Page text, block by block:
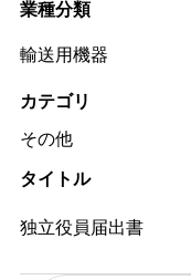
業種分類
輸送用機器
カテゴリ
その他
タイトル
独立役員届出書